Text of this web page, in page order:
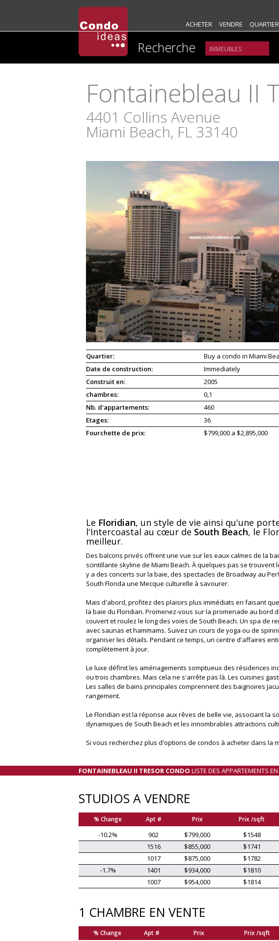
ACHETER VENDRE
Recherche
Fontainebleau II
4401 Collins Avenue
Miami Beach, FL 33140
Quartier:
Buy a condo in Miami
Date de construction:
Immediately
Construit en:
2005
chambres:
0,1
Nb. d'appartements:
460
Etages:
36
Fourchette de prix:
$799,000 a $2,895,000
Le Floridian, un style de vie ainsi qu'une
l'Intercoastal au cœur de South Beach, le
meilleur.
Des balcons privés offrent une vue sur les eaux calmes de la
scintillante skyline de Miami Beach. À quelques pas se
y a des concerts sur la baie, des spectacles de Broadway au
South Florida une Mecque culturelle à savourer.
Mais d'abord, profitez des plaisirs plus immédiats en faisant
la baie du Floridian. Promenez-vous sur la promenade au
couvert et roulez le long des voies de South Beach. Un spa de
avec saunas et hammams. Suivez un cours de yoga ou de
organiser les détails. Pendant ce temps, un centre d'affaires
complètement à jour.
Le luxe définit les aménagements somptueux des résidences
ou trois chambres. Mais cela ne s'arrête pas là. Les cuisines
Les salles de bains principales comprennent des baignoires
rangement.
Le Floridian est la réponse aux rêves de belle vie, associant la
dynamiques de South Beach et les innombrables attractions
Si vous recherchez plus d'options de condos à acheter dans la
FONTAINEBLEAU II TRESOR CONDO LISTE DES APPARTEMENTS
STUDIOS A VENDRE
% Change Apt # Prix Prix /sqft
-10.2% 902 $799,000 $1548
1516
$855,000 $1741
1017
$875,000 $1782
-1.7%
1401 $934,000 $1810
1007
$954,000 $1814
1 CHAMBRE EN VENTE
% Change Apt # Prix Prix /sqft